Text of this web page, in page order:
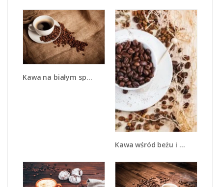
Kawa na białym spodku - JN430
Kawa wśród beżu i bieli - JN718